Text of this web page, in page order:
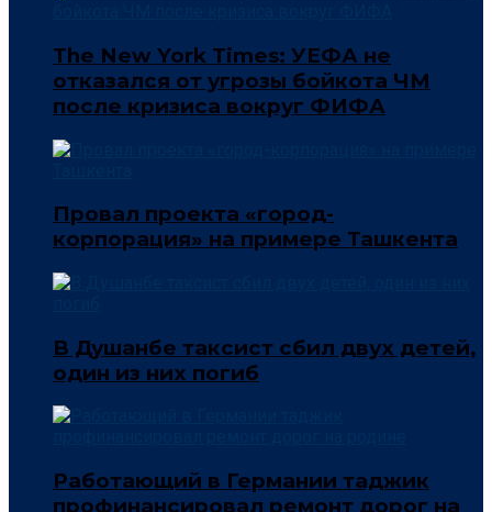
The New York Times: УЕФА не
отказался от угрозы бойкота ЧМ
после кризиса вокруг ФИФА
Провал проекта «город-
корпорация» на примере Ташкента
В Душанбе таксист сбил двух детей,
один из них погиб
Работающий в Германии таджик
профинансировал ремонт дорог на